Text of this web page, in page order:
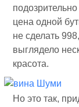
цена одной
не сделать
выглядело
красота.
Но это так,